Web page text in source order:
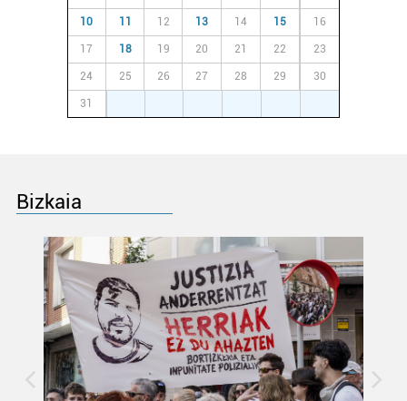
Lortu zure datu pertsonalak prozesatzeko moduari
buruzko informazio gehiago eta ezarri zure lehentasunak
datuen atalean. Edozein unetan alda edo ken dezakezu
zure baimena Cookieen adierazpenean.
baliatzen gara. Ohar hau onartuz gero, teknologia hori
erabiltzeko baimen esplizitua ematen diguzu.
irakurri
10 11 12 13 14 15 16
17 18 19 20 21 22 23
24 25 26 27 28 29 30
31
Bizkaia